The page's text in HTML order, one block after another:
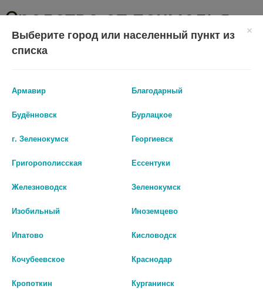
Средства от похмелья
МГ+1625 МГ №10 ТАБ. ШИП.
747 руб.
ПОХМЕЛЬНОМ СИНДРОМЕ С SE
№10 (CONSUMED) МАЛКУТ
399 руб.
Выберите город или населенный пункт из
списка
Армавир Благодарный
Будённовск Бурлацкое
г. Зеленокумск Георгиевск
Григорополисская Ессентуки
Железноводск Зеленокумск
Изобильный Иноземцево
Ипатово Кисловодск
Кочубеевское Краснодар
Кропоткин Курганинск